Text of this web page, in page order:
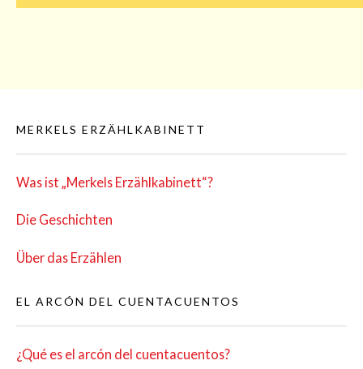
MERKELS ERZÄHLKABINETT
Was ist „Mer­kels Erzählkabinett“?
Die Geschich­ten
Über das Erzählen
EL ARCÓN DEL CUENTACUENTOS
¿Qué es el arcón del cuentacuentos?